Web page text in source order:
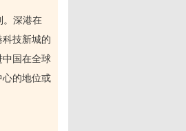
。深港在
技新城的
中国在全球
心的地位或